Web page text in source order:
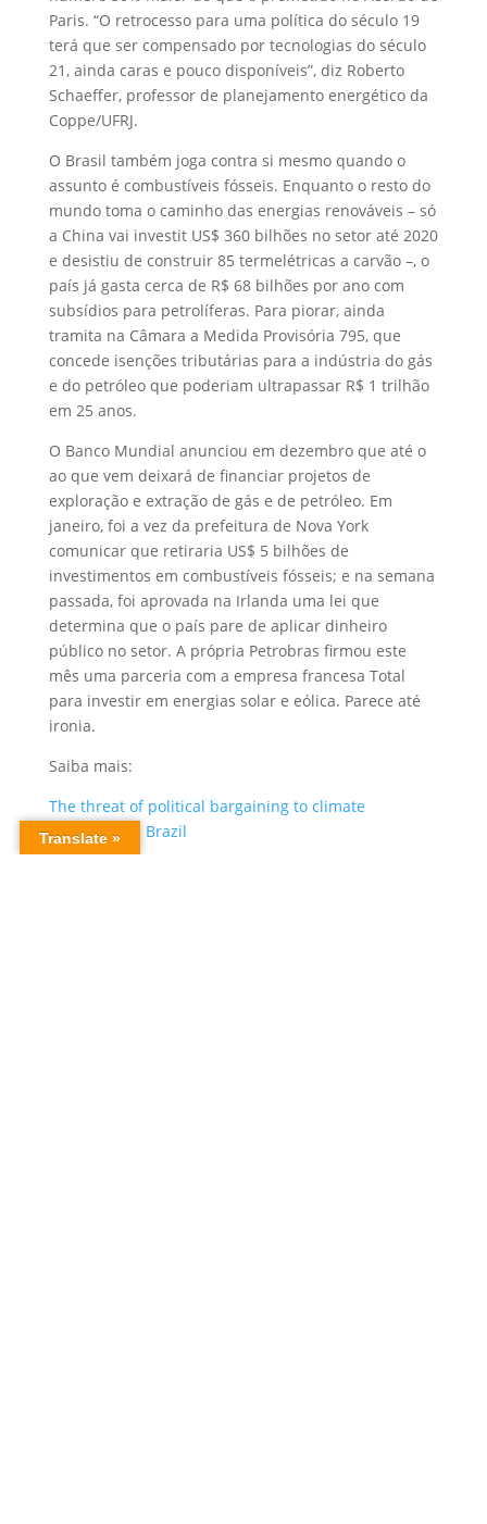
Paris. “O retrocesso para uma política do século 19
terá que ser compensado por tecnologias do século
21, ainda caras e pouco disponíveis”, diz Roberto
Schaeffer, professor de planejamento energético da
Coppe/UFRJ.
O Brasil também joga contra si mesmo quando o
assunto é combustíveis fósseis. Enquanto o resto do
mundo toma o caminho das energias renováveis – só
a China vai investit US$ 360 bilhões no setor até 2020
e desistiu de construir 85 termelétricas a carvão –, o
país já gasta cerca de R$ 68 bilhões por ano com
subsídios para petrolíferas. Para piorar, ainda
tramita na Câmara a Medida Provisória 795, que
concede isenções tributárias para a indústria do gás
e do petróleo que poderiam ultrapassar R$ 1 trilhão
em 25 anos.
O Banco Mundial anunciou em dezembro que até o
ao que vem deixará de financiar projetos de
exploração e extração de gás e de petróleo. Em
janeiro, foi a vez da prefeitura de Nova York
comunicar que retiraria US$ 5 bilhões de
investimentos em combustíveis fósseis; e na semana
passada, foi aprovada na Irlanda uma lei que
determina que o país pare de aplicar dinheiro
público no setor. A própria Petrobras firmou este
mês uma parceria com a empresa francesa Total
para investir em energias solar e eólica. Parece até
ironia.
Saiba mais:
The threat of political bargaining to climate
mitigation in Brazil